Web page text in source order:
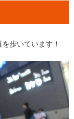
歩いています！